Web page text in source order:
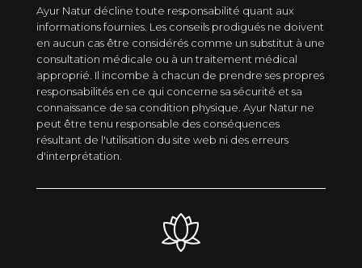
Ayur Natur décline toute responsabilité quant aux
informations fournies. Les conseils prodigués ne doivent
en aucun cas être considérés comme un substitut à une
consultation médicale ou à un traitement médical
approprié. Il incombe à chacun de prendre ses propres
responsabilités en ce qui concerne sa sécurité et sa
connaissance de sa condition physique. Ayur Natur ne
peut être tenu responsable des conséquences
résultant de l'utilisation du site web ni des erreurs
d'interprétation.